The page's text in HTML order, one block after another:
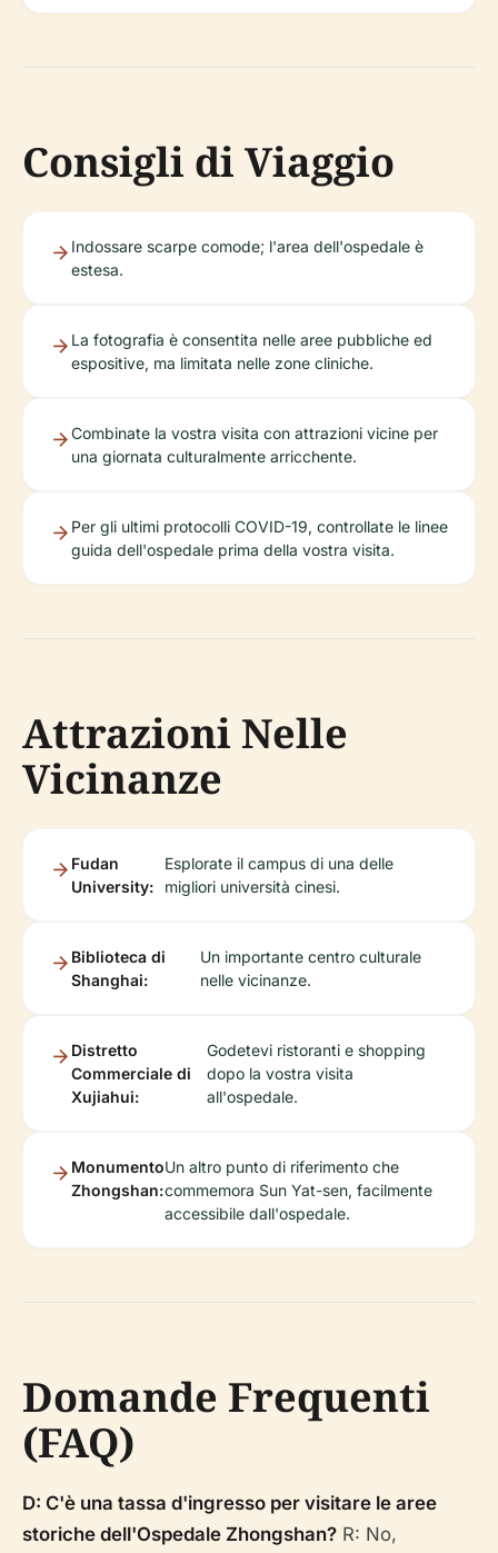
Consigli di Viaggio
Indossare scarpe comode; l'area dell'ospedale è
estesa.
La fotografia è consentita nelle aree pubbliche ed
espositive, ma limitata nelle zone cliniche.
Combinate la vostra visita con attrazioni vicine per
una giornata culturalmente arricchente.
Per gli ultimi protocolli COVID-19, controllate le linee
guida dell'ospedale prima della vostra visita.
Attrazioni Nelle
Vicinanze
Fudan
University:
Esplorate il campus di una delle
migliori università cinesi.
Biblioteca di
Shanghai:
Un importante centro culturale
nelle vicinanze.
Distretto
Commerciale di
Xujiahui:
Godetevi ristoranti e shopping
dopo la vostra visita
all'ospedale.
Monumento
Zhongshan:
Un altro punto di riferimento che
commemora Sun Yat-sen, facilmente
accessibile dall'ospedale.
Domande Frequenti
(FAQ)
D: C'è una tassa d'ingresso per visitare le aree
storiche dell'Ospedale Zhongshan? R: No,